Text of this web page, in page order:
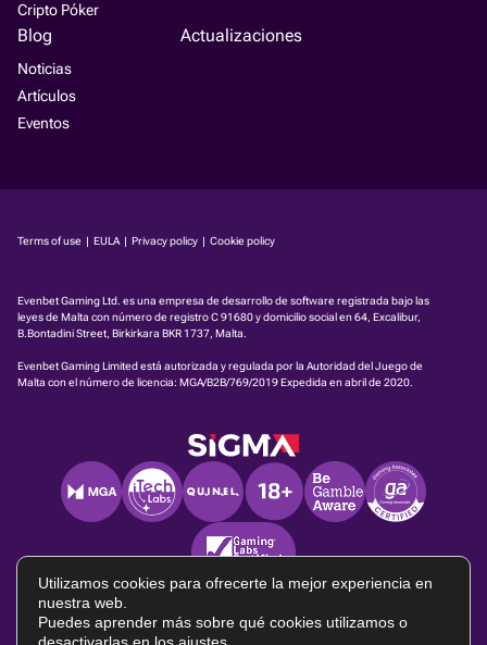
Cripto Póker
Blog
Noticias
Artículos
Eventos
Actualizaciones
Terms of use | EULA | Privacy policy | Cookie policy
Evenbet Gaming Ltd. es una empresa de desarrollo de software registrada bajo las
leyes de Malta con número de registro C 91680 y domicilio social en 64, Excalibur,
B.Bontadini Street, Birkirkara BKR 1737, Malta.
Evenbet Gaming Limited está autorizada y regulada por la Autoridad del Juego de
Malta con el número de licencia: MGA/B2B/769/2019Expedida en abril de 2020.
Utilizamos cookies para ofrecerte la mejor experiencia en
nuestra web.
Puedes aprender más sobre qué cookies utilizamos o